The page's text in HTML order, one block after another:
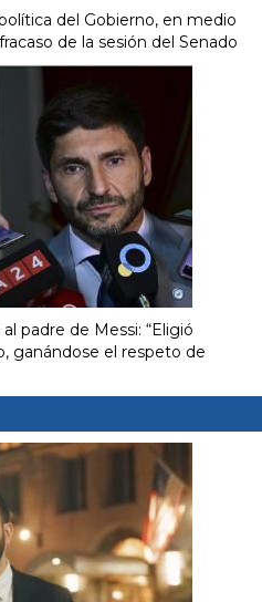
del Gobierno, en medio
de la sesión del Senado
padre de Messi: “Eligió
ganándose el respeto de